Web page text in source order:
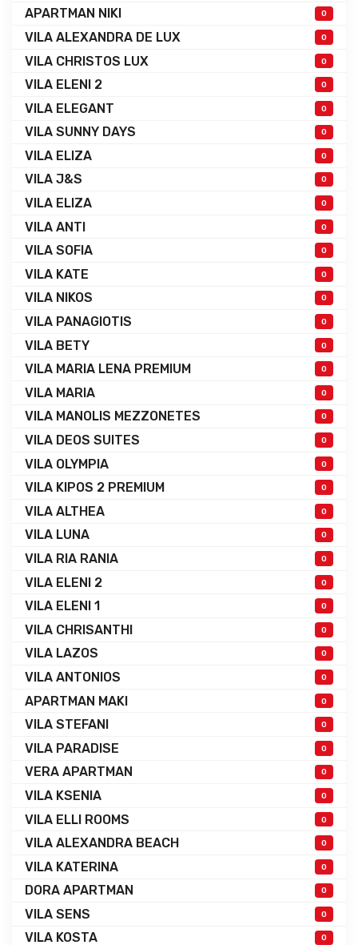
APARTMAN NIKI 0
VILA ALEXANDRA DE LUX 0
VILA CHRISTOS LUX 0
VILA ELENI 2 0
VILA ELEGANT 0
VILA SUNNY DAYS 0
VILA ELIZA 0
VILA J&S 0
VILA ELIZA 0
VILA ANTI 0
VILA SOFIA 0
VILA KATE 0
VILA NIKOS 0
VILA PANAGIOTIS 0
VILA BETY 0
VILA MARIA LENA PREMIUM 0
VILA MARIA 0
VILA MANOLIS MEZZONETES 0
VILA DEOS SUITES 0
VILA OLYMPIA 0
VILA KIPOS 2 PREMIUM 0
VILA ALTHEA 0
VILA LUNA 0
VILA RIA RANIA 0
VILA ELENI 2 0
VILA ELENI 1 0
VILA CHRISANTHI 0
VILA LAZOS 0
VILA ANTONIOS 0
APARTMAN MAKI 0
VILA STEFANI 0
VILA PARADISE 0
VERA APARTMAN 0
VILA KSENIA 0
VILA ELLI ROOMS 0
VILA ALEXANDRA BEACH 0
VILA KATERINA 0
DORA APARTMAN 0
VILA SENS 0
VILA KOSTA 0